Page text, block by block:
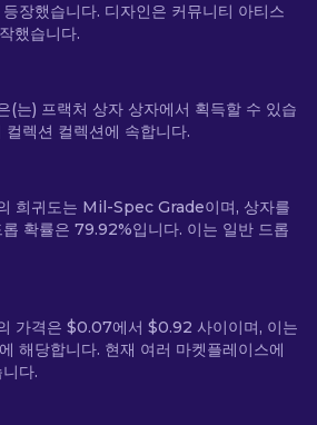
장했습니다. 디자인은 커뮤니티 아티스
했습니다.
(는) 프랙처 상자 상자에서 획득할 수 있습
컬렉션 컬렉션에 속합니다.
희귀도는 Mil-Spec Grade이며, 상자를
확률은 79.92%입니다. 이는 일반 드롭
가격은 $0.07에서 $0.92 사이이며, 이는
해당합니다. 현재 여러 마켓플레이스에
다.